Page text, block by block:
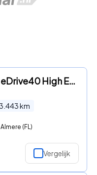
BMW i4 - eDrive40 High Executive 84 kWh Trekhaak, Pano, M-Sport Stoel
km
Almere (FL)
Vergelijk